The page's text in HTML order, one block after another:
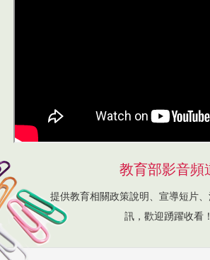
教育部影音頻
提供教育相關政策說明、宣導短片
訊，歡迎踴躍收看！